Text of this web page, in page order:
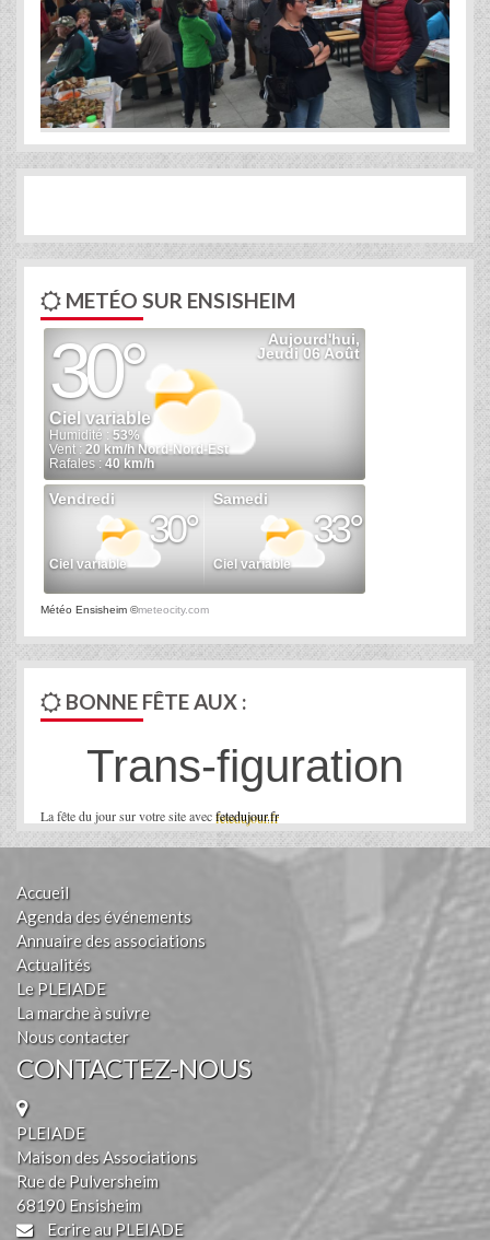
Previous Next
METÉO SUR ENSISHEIM
Météo Ensisheim ©meteocity.com
BONNE FÊTE AUX :
La fête du jour sur votre site avecfetedujour.fr
Trans-figuration
Accueil
Agenda des événements
Annuaire des associations
Actualités
Le PLEIADE
La marche à suivre
Nous contacter
CONTACTEZ-NOUS
PLEIADE
Maison des Associations
Rue de Pulversheim
68190 Ensisheim
Ecrire au PLEIADE